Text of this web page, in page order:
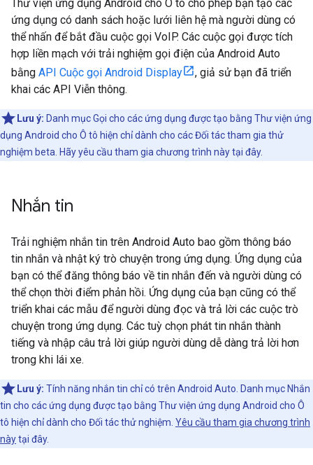
Thư viện ứng dụng Android cho Ô tô cho phép bạn tạo các
ứng dụng có danh sách hoặc lưới liên hệ mà người dùng có
thể nhấn để bắt đầu cuộc gọi VoIP. Các cuộc gọi được tích
hợp liền mạch với trải nghiệm gọi điện của Android Auto
bằng API Cuộc gọi Android Display
, giả sử bạn đã triển
khai các API Viễn thông.
Lưu ý: Danh mục Gọi cho các ứng dụng được tạo bằng Thư viện ứng
dụng Android cho Ô tô hiện chỉ dành cho các Đối tác tham gia thử
nghiệm beta. Hãy yêu cầu tham gia chương trình này tại đây.
Nhắn tin
Trải nghiệm nhắn tin trên Android Auto bao gồm thông báo
tin nhắn và nhật ký trò chuyện trong ứng dụng. Ứng dụng của
bạn có thể đăng thông báo về tin nhắn đến và người dùng có
thể chọn thời điểm phản hồi. Ứng dụng của bạn cũng có thể
triển khai các mẫu để người dùng đọc và trả lời các cuộc trò
chuyện trong ứng dụng. Các tuỳ chọn phát tin nhắn thành
tiếng và nhập câu trả lời giúp người dùng dễ dàng trả lời hơn
trong khi lái xe.
Lưu ý: Tính năng nhắn tin chỉ có trên Android Auto. Danh mục Nhắn
tin cho các ứng dụng được tạo bằng Thư viện ứng dụng Android cho Ô
tô hiện chỉ dành cho Đối tác thử nghiệm. Yêu cầu tham gia chương trình
nàytại đây.